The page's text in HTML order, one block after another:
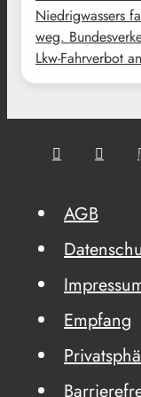
Niedrigwassers
weg.
Lkw-Fahrverbot
AGB
Empfang